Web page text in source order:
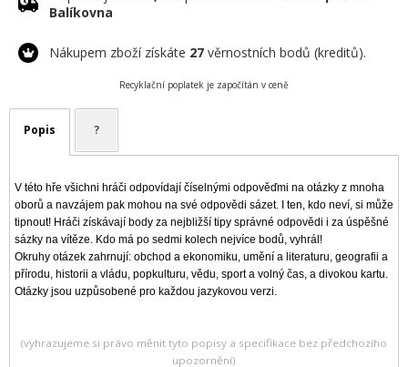
Balíkovna
Nákupem zboží získáte 27 věrnostních bodů (kreditů).
Recyklační poplatek je započítán v ceně
Popis ?
V této hře všichni hráči odpovídají číselnými odpověďmi na otázky z mnoha
oborů a navzájem pak mohou na své odpovědi sázet. I ten, kdo neví, si může
tipnout! Hráči získávají body za nejbližší tipy správné odpovědi i za úspěšné
sázky na vítěze. Kdo má po sedmi kolech nejvíce bodů, vyhrál!
Okruhy otázek zahrnují: obchod a ekonomiku, umění a literaturu, geografii a
přírodu, historii a vládu, popkulturu, vědu, sport a volný čas, a divokou kartu.
Otázky jsou uzpůsobené pro každou jazykovou verzi.
(vyhrazujeme si právo měnit tyto popisy a specifikace bez předchozího
upozornění)